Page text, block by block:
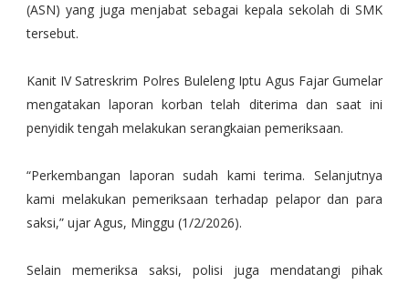
(ASN) yang juga menjabat sebagai kepala sekolah di SMK
tersebut.
Kanit IV Satreskrim Polres Buleleng Iptu Agus Fajar Gumelar
mengatakan laporan korban telah diterima dan saat ini
penyidik tengah melakukan serangkaian pemeriksaan.
“Perkembangan laporan sudah kami terima. Selanjutnya
kami melakukan pemeriksaan terhadap pelapor dan para
saksi,” ujar Agus, Minggu (1/2/2026).
Selain memeriksa saksi, polisi juga mendatangi pihak